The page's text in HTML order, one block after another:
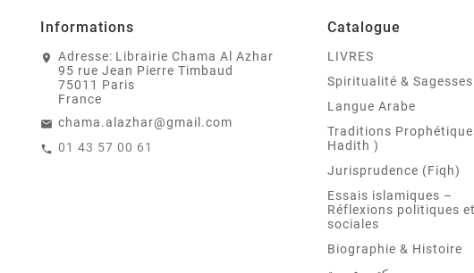
Informations
Adresse: Librairie Chama Al Azhar
95 rue Jean Pierre Timbaud
75011 Paris
France
chama.alazhar@gmail.com
01 43 57 00 61
Catalogue
LIVRES
Spiritualité & Sagesses
Langue Arabe
Traditions
Hadith )
Jurisprudence (Fiqh)
Essais islamiques –
Réflexions politiques et
sociales
Biographie & Histoire